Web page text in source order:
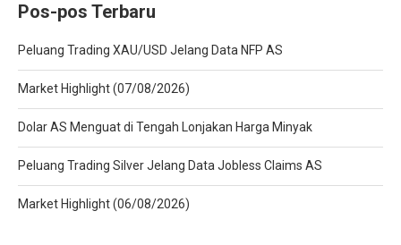
Pos-pos Terbaru
Peluang Trading XAU/USD Jelang Data NFP AS
Market Highlight (07/08/2026)
Dolar AS Menguat di Tengah Lonjakan Harga Minyak
Peluang Trading Silver Jelang Data Jobless Claims AS
Market Highlight (06/08/2026)